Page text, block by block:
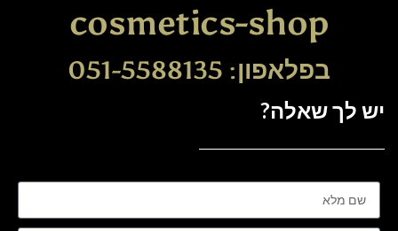
cosmetics-shop
בפלאפון: 051-5588135
יש לך שאלה?